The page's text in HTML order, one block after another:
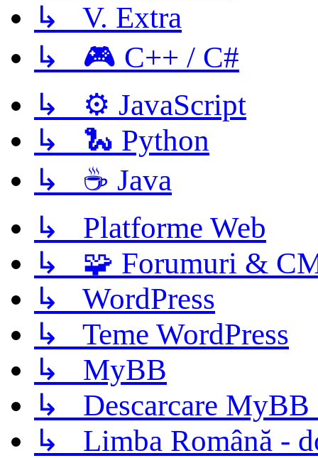
↳ V. Extra
↳ 🎮 C++ / C#
↳ ⚙️ JavaScript
↳ 🐍 Python
↳ ☕ Java
↳ Platforme Web
↳ 🧩 Forumuri &
↳ WordPress
↳ Teme WordPress
↳ MyBB
↳ Descarcare MyBB
↳ Limba Română -